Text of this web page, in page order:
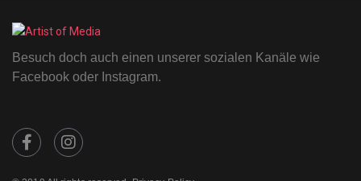
Besuch doch auch einen unserer sozialen Kanäle wie
Facebook oder Instagram.